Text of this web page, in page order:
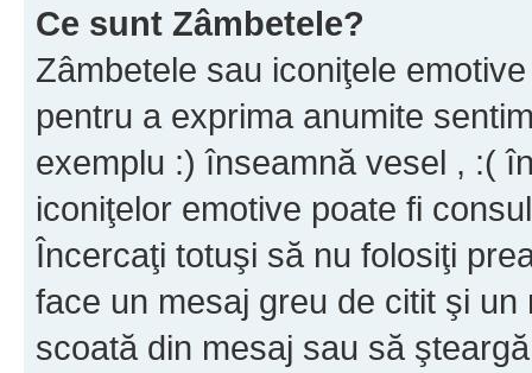
Ce sunt Zâmbetele?
Zâmbetele sau iconiţele
pentru a exprima anumite
exemplu :) înseamnă vesel , :(
iconiţelor emotive poate fi
Încercaţi totuşi să nu folosiţi
face un mesaj greu de citit şi
scoată din mesaj sau să